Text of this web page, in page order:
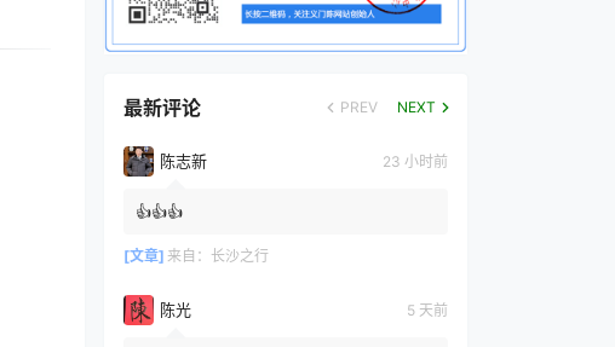
最新评论 PREV NEXT
陈志新 23 小时前
👍👍👍
[文章] 来自： 长沙之行
陈光 5 天前